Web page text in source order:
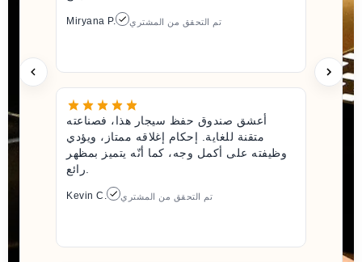
Miryana P. تم التحقق من المشتري
أعشق صندوق حفظ سيجار هذا، فصناعته
متقنة للغاية. إحكام إغلاقه ممتاز، ويؤدي
وظيفته على أكمل وجه، كما أنّه يتميز بمظهر
رائع.
Kevin C. تم التحقق من المشتري